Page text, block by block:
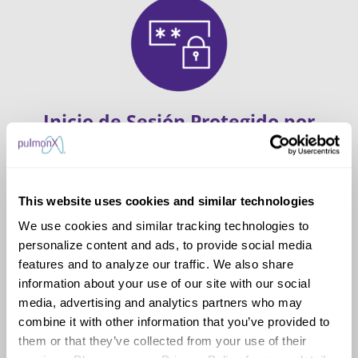
This website uses cookies and similar technologies
We use cookies and similar tracking technologies to
personalize content and ads, to provide social media
features and to analyze our traffic. We also share
information about your use of our site with our social
media, advertising and analytics partners who may
combine it with other information that you’ve provided to
them or that they’ve collected from your use of their
Inicio de Sesión Protegido por
Contraseña y Almacenamiento
cumplir las normas de la administración
hospitalaria y de la información médica personal.